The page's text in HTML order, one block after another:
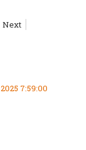
Next
7:59:00